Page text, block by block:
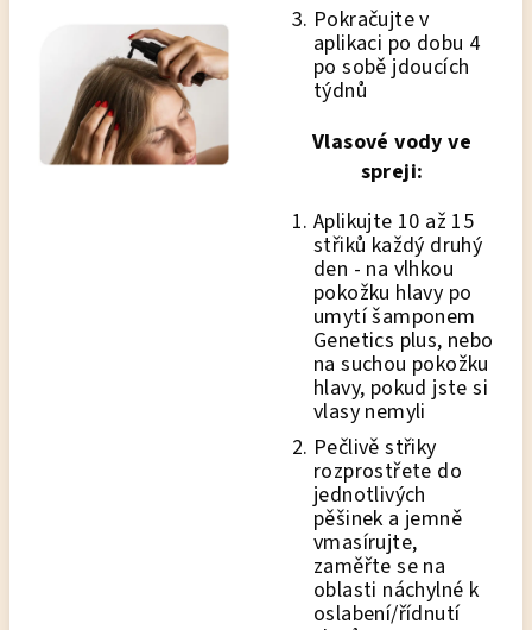
Pokračujte v
aplikaci po dobu 4
po sobě jdoucích
týdnů
Vlasové vody ve
spreji:
Aplikujte 10 až 15
střiků každý druhý
den - na vlhkou
pokožku hlavy po
umytí šamponem
Genetics plus, nebo
na suchou pokožku
hlavy, pokud jste si
vlasy nemyli
Pečlivě střiky
rozprostřete do
jednotlivých
pěšinek a jemně
vmasírujte,
zaměřte se na
oblasti náchylné k
oslabení/řídnutí